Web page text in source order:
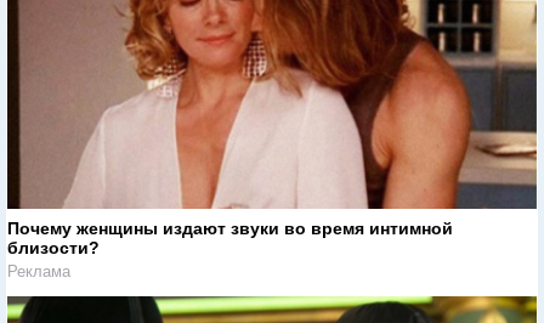
Почему женщины издают звуки во время интимной
близости?
Реклама